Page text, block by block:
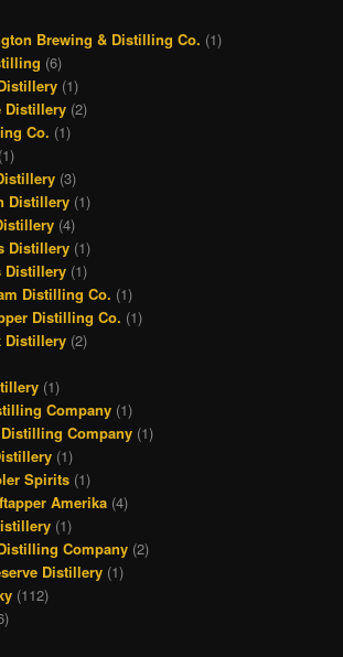
a
g
r
a
m
e
r
e
t
Brewing & Distilling Co. (1)
(6)
(1)
Distillery(2)
Co. (1)
(3)
Distillery(1)
(4)
Distillery(1)
Distillery(1)
Distilling Co. (1)
Distilling Co. (1)
Distillery(2)
(1)
Company(1)
Company(1)
(1)
Spirits(1)
Amerika(4)
(1)
Company(2)
Distillery(1)
(112)